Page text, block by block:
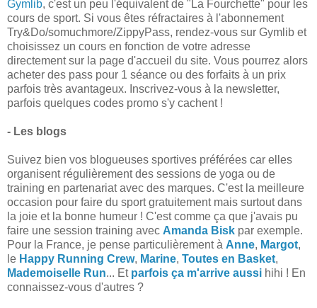
Gymlib, c'est un peu l'équivalent de "La Fourchette" pour les
cours de sport. Si vous êtes réfractaires à l'abonnement
Try&Do/somuchmore/ZippyPass, rendez-vous sur Gymlib et
choisissez un cours en fonction de votre adresse
directement sur la page d'accueil du site. Vous pourrez alors
acheter des pass pour 1 séance ou des forfaits à un prix
parfois très avantageux. Inscrivez-vous à la newsletter,
parfois quelques codes promo s'y cachent !
- Les blogs
Suivez bien vos blogueuses sportives préférées car elles
organisent régulièrement des sessions de yoga ou de
training en partenariat avec des marques. C'est la meilleure
occasion pour faire du sport gratuitement mais surtout dans
la joie et la bonne humeur ! C'est comme ça que j'avais pu
faire une session training avec Amanda Bisk par exemple.
Pour la France, je pense particulièrement à Anne, Margot,
le Happy Running Crew, Marine, Toutes en Basket,
Mademoiselle Run... Et parfois ça m'arrive aussi hihi ! En
connaissez-vous d'autres ?